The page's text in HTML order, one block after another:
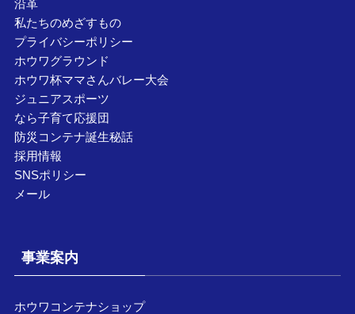
沿革
私たちのめざすもの
プライバシーポリシー
ホウワグラウンド
ホウワ杯ママさんバレー大会
ジュニアスポーツ
なら子育て応援団
防災コンテナ誕生秘話
採用情報
SNSポリシー
メール
事業案内
ホウワコンテナショップ